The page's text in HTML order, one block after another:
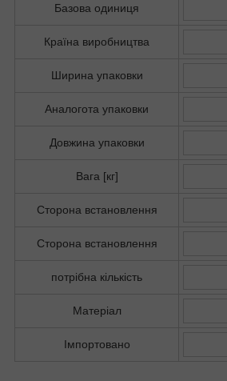
Базова одиниця
Країна виробництва
Ширина упаковки
Аналогота упаковки
Довжина упаковки
Вага [кг]
Сторона встановлення
Сторона встановлення
потрібна кількість
Матеріал
Імпортовано